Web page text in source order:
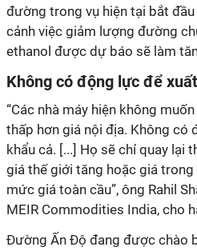
đường trong vụ hiện tại bắt
cảnh việc giảm lượng đường
ethanol được dự báo sẽ làm
Không có động lực để
“Các nhà máy hiện không
thấp hơn giá nội địa. Không có
khẩu cả. [...] Họ sẽ chỉ quay lại
giá thế giới tăng hoặc giá
mức giá toàn cầu”, ông Rahil
MEIR Commodities India, cho
Đường Ấn Độ đang được chào